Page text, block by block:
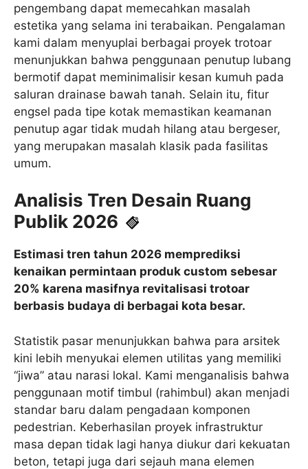
pengembang dapat memecahkan masalah
estetika yang selama ini terabaikan. Pengalaman
kami dalam menyuplai berbagai proyek trotoar
menunjukkan bahwa penggunaan penutup lubang
bermotif dapat meminimalisir kesan kumuh pada
saluran drainase bawah tanah. Selain itu, fitur
engsel pada tipe kotak memastikan keamanan
penutup agar tidak mudah hilang atau bergeser,
yang merupakan masalah klasik pada fasilitas
umum.
Analisis Tren Desain Ruang
Publik 2026
Estimasi tren tahun 2026 memprediksi
kenaikan permintaan produk custom sebesar
20% karena masifnya revitalisasi trotoar
berbasis budaya di berbagai kota besar.
Statistik pasar menunjukkan bahwa para arsitek
kini lebih menyukai elemen utilitas yang memiliki
“jiwa” atau narasi lokal. Kami menganalisis bahwa
penggunaan motif timbul (rahimbul) akan menjadi
standar baru dalam pengadaan komponen
pedestrian. Keberhasilan proyek infrastruktur
masa depan tidak lagi hanya diukur dari kekuatan
beton, tetapi juga dari sejauh mana elemen